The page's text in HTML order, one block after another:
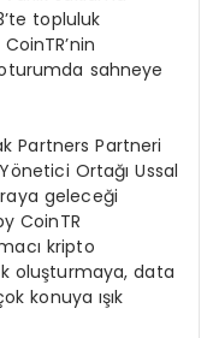
topluluk
sahneye
Partners Partneri
Ortağı Ussal
geleceği
CoinTR
kripto
oluşturmaya, data
konuya ışık